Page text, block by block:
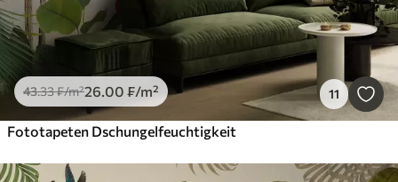
43.33₣/m²26.00 ₣/m² 11
Fototapeten Dschungelfeuchtigkeit